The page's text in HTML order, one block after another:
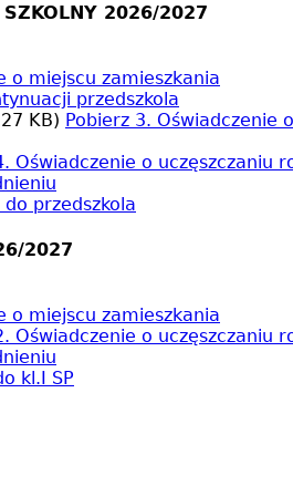
SZKOLNY 2026/2027
o miejscu zamieszkania
przedszkola
KB) Pobierz 3. Oświadczenie
Oświadczenie o uczęszczaniu
przedszkola
2027
o miejscu zamieszkania
Oświadczenie o uczęszczaniu
kl.I SP